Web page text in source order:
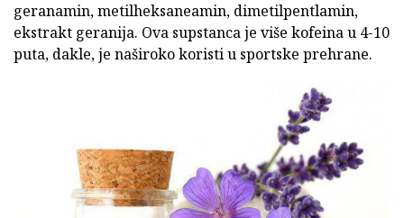
geranamin, metilheksaneamin, dimetilpentlamin,
ekstrakt geranija. Ova supstanca je više kofeina u 4-10
puta, dakle, je naširoko koristi u sportske prehrane.